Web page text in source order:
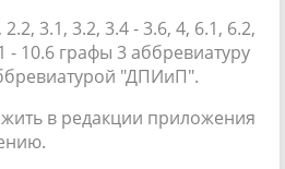
3.1, 3.2, 3.4 - 3.6, 4, 6.1, 6.2,
- 10.6 графы 3 аббревиатуру
"ДПИиП".
в редакции приложения